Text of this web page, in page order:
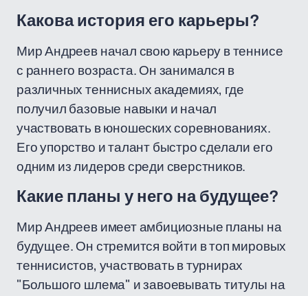
Какова история его карьеры?
Мир Андреев начал свою карьеру в теннисе
с раннего возраста. Он занимался в
различных теннисных академиях, где
получил базовые навыки и начал
участвовать в юношеских соревнованиях.
Его упорство и талант быстро сделали его
одним из лидеров среди сверстников.
Какие планы у него на будущее?
Мир Андреев имеет амбициозные планы на
будущее. Он стремится войти в топ мировых
теннисистов, участвовать в турнирах
"Большого шлема" и завоевывать титулы на